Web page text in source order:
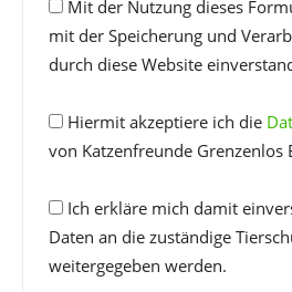
Mit der Nutzung dieses
mit der Speicherung und
durch diese Website
Hiermit akzeptiere ich die
von Katzenfreunde Grenzenlos
Ich erkläre mich damit
Daten an die zuständige
weitergegeben werden.